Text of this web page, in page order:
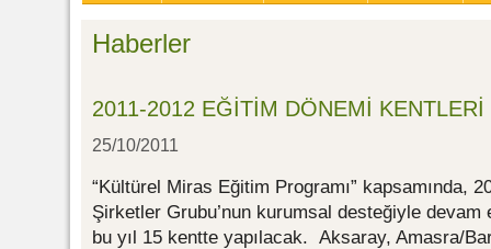
Haberler
2011-2012 EĞİTİM DÖNEMİ
25/10/2011
“Kültürel Miras Eğitim Programı” kapsamında,
Şirketler Grubu’nun kurumsal desteğiyle devam
bu yıl 15 kentte yapılacak. Aksaray, Amasra/